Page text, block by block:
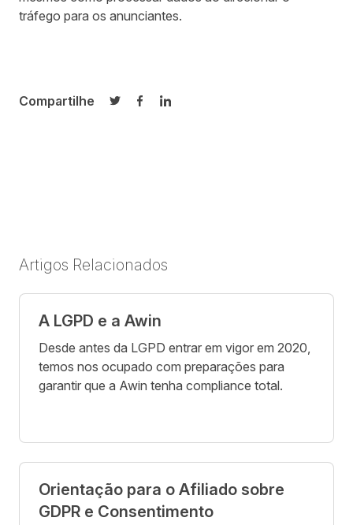
tráfego para os anunciantes.
Compartilhe
Compartilhar no Twitter
Compartilhar no Facebook
Compartilhar no LinkedIn
Artigos Relacionados
A LGPD e a Awin
Desde antes da LGPD entrar em vigor em 2020,
temos nos ocupado com preparações para
garantir que a Awin tenha compliance total.
Orientação para o Afiliado sobre
GDPR e Consentimento